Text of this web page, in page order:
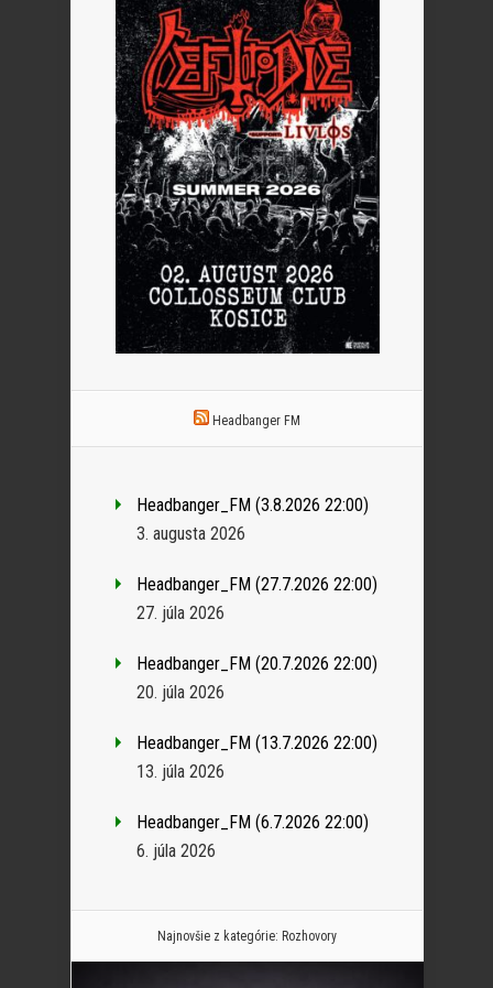
Headbanger FM
Headbanger_FM (3.8.2026 22:00)
3. augusta 2026
Headbanger_FM (27.7.2026 22:00)
27. júla 2026
Headbanger_FM (20.7.2026 22:00)
20. júla 2026
Headbanger_FM (13.7.2026 22:00)
13. júla 2026
Headbanger_FM (6.7.2026 22:00)
6. júla 2026
Najnovšie z kategórie: Rozhovory